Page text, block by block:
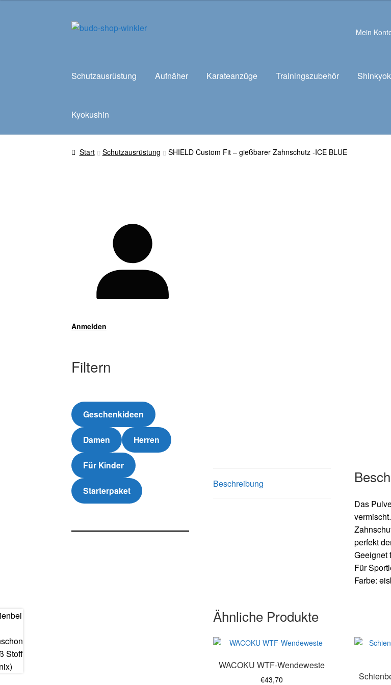
Zur
Zum
Mein
Schutzausrüstung Aufnäher Karateanzüge Trainingszubehör
Kyokushin
Start Schutzausrüstung SHIELD Custom Fit – gießbarer Zahnschutz -ICE BLUE
Beschreibung
Das
perfekt
Geeignet
Für
Farbe:
Ähnliche Produkte
WACOKU WTF-Wendeweste
€43,70
Dieses
weist
Dieses
mehrere
Anmelden
Filtern
Geschenkideen
Damen Herren
Für Kinder
Starterpaket